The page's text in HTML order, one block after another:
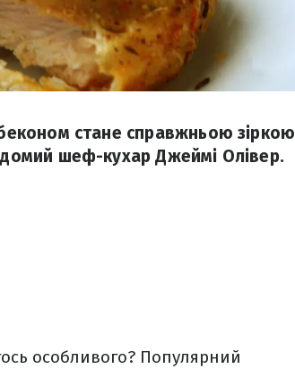
стане справжньою зіркою
шеф-кухар Джеймі Олівер.
особливого? Популярний